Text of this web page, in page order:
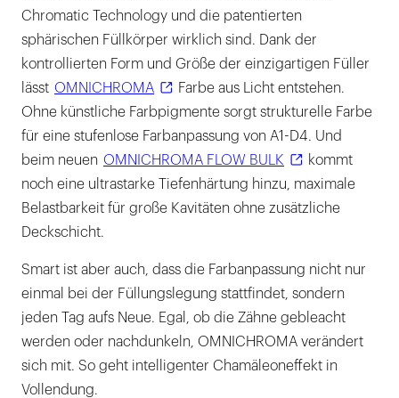
Chromatic Technology und die patentierten
sphärischen Füllkörper wirklich sind. Dank der
kontrollierten Form und Größe der einzigartigen Füller
lässt OMNICHROMA
Farbe aus Licht entstehen.
Ohne künstliche Farbpigmente sorgt strukturelle Farbe
für eine stufenlose Farbanpassung von A1-D4. Und
beim neuen OMNICHROMA FLOW BULK
kommt
noch eine ultrastarke Tiefenhärtung hinzu, maximale
Belastbarkeit für große Kavitäten ohne zusätzliche
Deckschicht.
Smart ist aber auch, dass die Farbanpassung nicht nur
einmal bei der Füllungslegung stattfindet, sondern
jeden Tag aufs Neue. Egal, ob die Zähne gebleacht
werden oder nachdunkeln, OMNICHROMA verändert
sich mit. So geht intelligenter Chamäleoneffekt in
Vollendung.